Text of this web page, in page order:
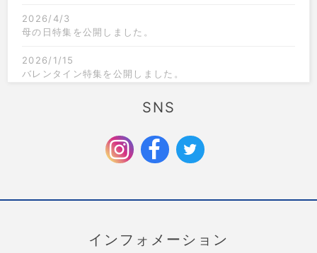
2026/4/3
母の日特集を公開しました。
2026/1/15
バレンタイン特集を公開しました。
クリスマス限定のラッピングを追加しました。
お歳暮特集を公開しました。
SNS
インフォメーション